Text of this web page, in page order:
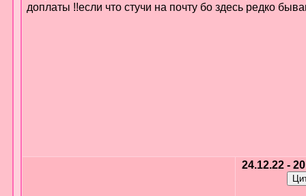
доплаты !!если что стучи на почту бо здесь редко
24.12.22 -